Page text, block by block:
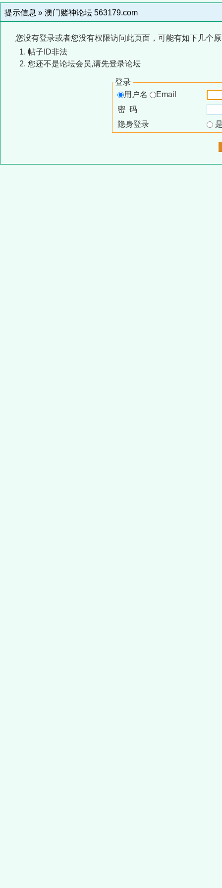
提示信息 » 澳门赌神论坛 563179.com
您没有登录或者您没有权限访问此页面，可能有如下几个
帖子ID非法
您还不是论坛会员,请先登录论坛
登录
用户名
Email
密 码
隐身登录